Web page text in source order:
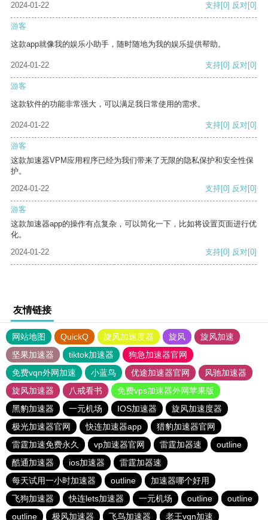
2024-01-22 支持[0] 反对[0]
游客
这款app就像我的娱乐小助手，随时随地为我的娱乐提供帮助。
2024-01-22 支持[0] 反对[0]
游客
这款软件的功能非常强大，可以满足我日常使用的需求。
2024-01-22 支持[0] 反对[0]
游客
这款加速器VPM应用程序已经为我们带来了无限的隐私保护和安全性保
护。
2024-01-22
支持[0] 反对[0]
游客
这款加速器app的操作有点复杂，可以简化一下，比如将设置页面进行优
化。
2024-01-22
支持[0] 反对[0]
友情链接
网站地图 QuickQ 旋风加速度器 旋风
旋风加速
坚果加速器
tiktok加速器
狗急加速器官网
免费vqn外网加速
小蓝鸟 优途加速器官网
风驰加速器
旋风加速器
八戒看书
免费vps加速器外网苹果版
黑豹加速器
一元机场 IOS加速器
旋风加速度器
极光加速器官网
快连加速器app
猎豹加速器官网
雷霆加速免费永久
vp加速器官网 雷霆加器速
outline
酷通加速器
ios加速器
雷霆加器速
每天试用一小时加速器
outline
加速器哪个好用
飞狗加速器
快连lets加速器 一元机场 outline
outline
outline
极风加速器 飞鸟加速器 老王vqn加速